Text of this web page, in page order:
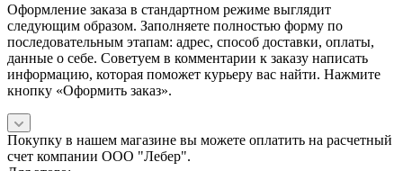
Оформление заказа в стандартном режиме выглядит
следующим образом. Заполняете полностью форму по
последовательным этапам: адрес, способ доставки, оплаты,
данные о себе. Советуем в комментарии к заказу написать
информацию, которая поможет курьеру вас найти. Нажмите
кнопку «Оформить заказ».
Покупку в нашем магазине вы можете оплатить на расчетный
счет компании ООО "Лебер".